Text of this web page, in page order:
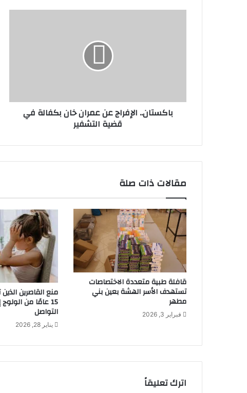
التشفير
باكستان.. الإفراج عن عمران خان بكفالة في
قضية التشفير
مقالات ذات صلة
قافلة طبية متعددة الاختصاصات
تستهدف الأسر الهشة بعين بني
مطهر
فبراير 3, 2026
منع القاصرين
15 عامًا من
التواصل
يناير 28, 2026
اترك تعليقاً